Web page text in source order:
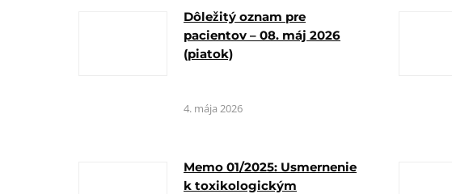
Dôležitý oznam pre
pacientov – 08. máj 2026
(piatok)
4. mája 2026
Memo 01/2025: Usmernenie
k toxikologickým